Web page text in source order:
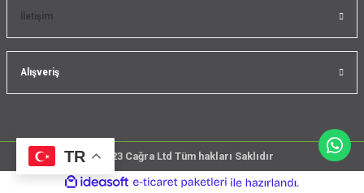
İletişim
Alışveriş
TR @2023 Cağra Ltd Tüm hakları Saklıdır
çember
ideasoft
e-